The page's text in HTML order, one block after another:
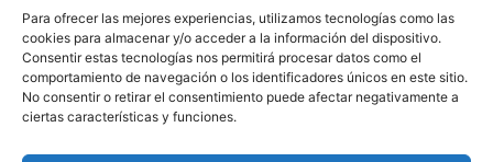
Para ofrecer las mejores experiencias, utilizamos tecnologías como las
cookies para almacenar y/o acceder a la información del dispositivo.
Consentir estas tecnologías nos permitirá procesar datos como el
comportamiento de navegación o los identificadores únicos en este sitio.
No consentir o retirar el consentimiento puede afectar negativamente a
ciertas características y funciones.
RU
JA
KO